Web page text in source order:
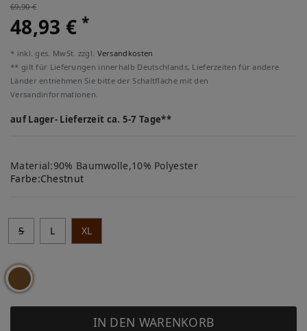
69,90 €
48,93 €*
* inkl. ges. MwSt. zzgl. Versandkosten
** gilt für Lieferungen innerhalb Deutschlands, Lieferzeiten für andere
Länder entnehmen Sie bitte der Schaltfläche mit den
Versandinformationen.
auf Lager- Lieferzeit ca. 5-7 Tage**
Material:90% Baumwolle,10% Polyester
Farbe:Chestnut
S L XL
IN DEN WARENKORB